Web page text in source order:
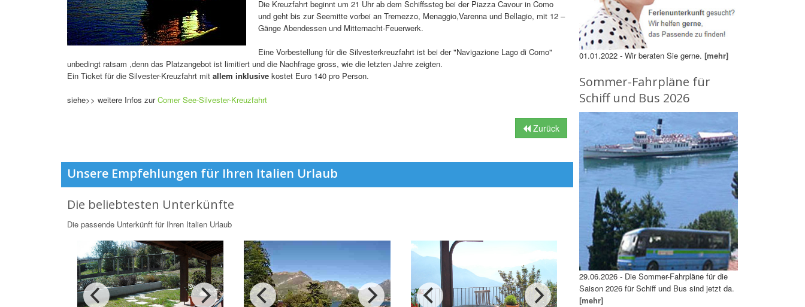
Die Kreuzfahrt beginnt um 21 Uhr ab dem Schiffssteg bei der Piazza Cavour in Como
und geht bis zur Seemitte vorbei an Tremezzo, Menaggio,Varenna und Bellagio, mit 12 –
Gänge Abendessen und Mitternacht-Feuerwerk.
Eine Vorbestellung für die Silvesterkreuzfahrt ist bei der "Navigazione Lago di Como"
unbedingt ratsam ,denn das Platzangebot ist limitiert und die Nachfrage gross, wie die letzten Jahre zeigten.
Ein Ticket für die Silvester-Kreuzfahrt mit allem inklusive kostet Euro 140 pro Person.
siehe>> weitere Infos zurComer See-Silvester-Kreuzfahrt
Zurück
Unsere Empfehlungen für Ihren Italien Urlaub
Die beliebtesten Unterkünfte
Die passende Unterkünft für Ihren Italien Urlaub
01.01.2022 - Wir beraten Sie gerne. [mehr]
Sommer-Fahrpläne für
Schiff und Bus 2026
29.06.2026 - Die Sommer-Fahrpläne für die
Saison 2026 für Schiff und Bus sind jetzt da.
[mehr]